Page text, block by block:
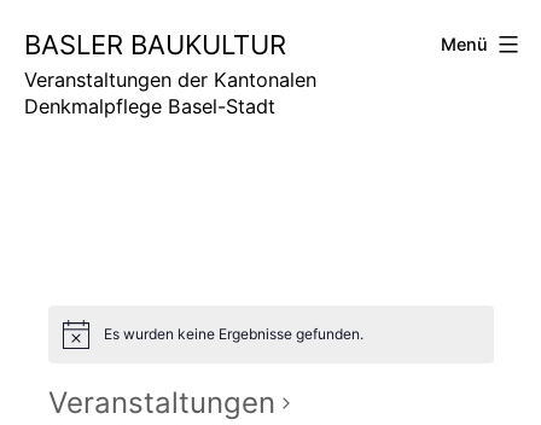
Inhalt
springen
BASLER BAUKULTUR
Veranstaltungen der Kantonalen
Denkmalpflege Basel-Stadt
Menü
Es wurden keine Ergebnisse gefunden.
Veranstaltungen